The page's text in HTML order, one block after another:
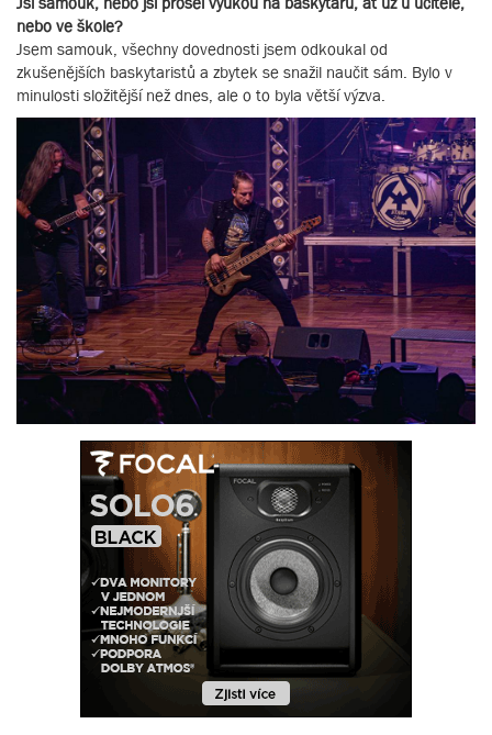
nebo ve škole?
Jsem samouk, všechny dovednosti jsem odkoukal od
zkušenějších baskytaristů a zbytek se snažil naučit sám. Bylo v
minulosti složitější než dnes, ale o to byla větší výzva.